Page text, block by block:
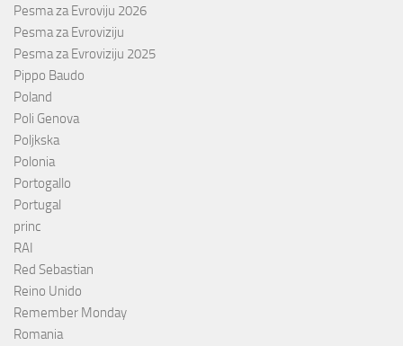
Pesma za Evroviju 2026
Pesma za Evroviziju
Pesma za Evroviziju 2025
Pippo Baudo
Poland
Poli Genova
Poljkska
Polonia
Portogallo
Portugal
princ
RAI
Red Sebastian
Reino Unido
Remember Monday
Romania